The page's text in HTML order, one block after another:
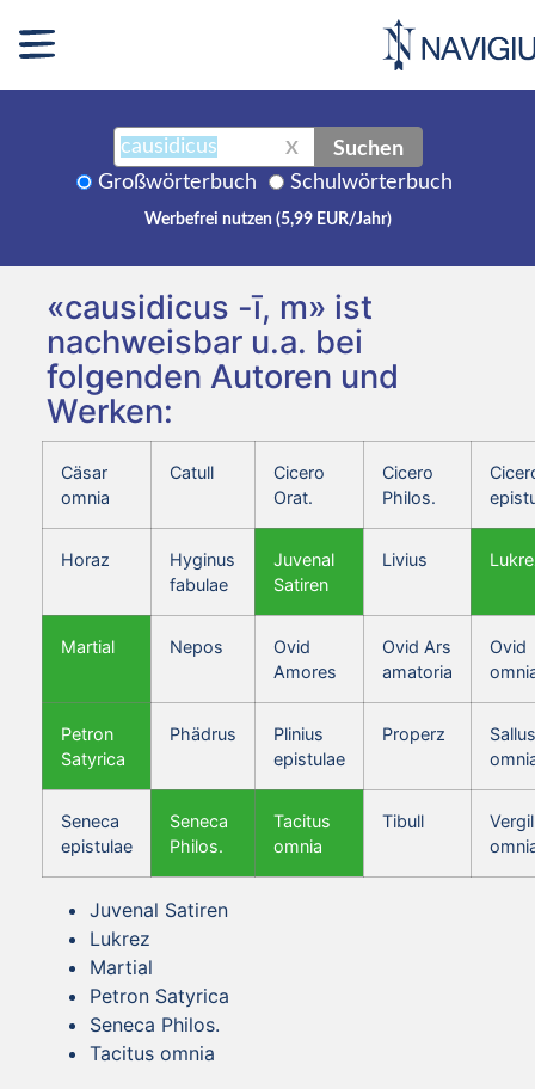
X Suchen
Großwörterbuch Schulwörterbuch
Werbefrei nutzen (5,99 EUR/Jahr)
«causidicus -ī, m» ist
nachweisbar u.a. bei
folgenden Autoren und
Werken:
Cäsar
omnia
Catull
Cicero
Orat.
Cicero
Philos.
Horaz
Hyginus
fabulae
Juvenal
Satiren
Livius
Martial Nepos
Ovid
Amores
Ovid Ars
amatoria
Ovid
Petron
Satyrica
Phädrus
Plinius
epistulae
Properz
Seneca
epistulae
Seneca
Philos.
Tacitus
omnia
Tibull
Vergil
Juvenal Satiren
Lukrez
Martial
Petron Satyrica
Seneca Philos.
Tacitus omnia